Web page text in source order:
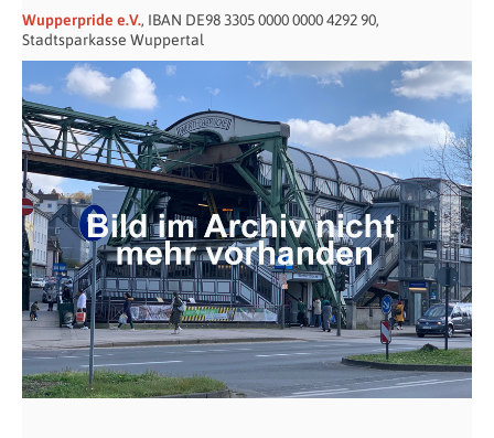
Wupperpride e.V., IBAN DE98 3305 0000 0000 4292 90,
Stadtsparkasse Wuppertal